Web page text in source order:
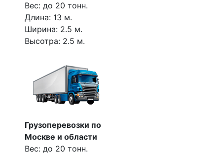
Вес: до 20 тонн.
Длина: 13 м.
Ширина: 2.5 м.
Высотра: 2.5 м.
Грузоперевозки по
Москве и области
Вес: до 20 тонн.